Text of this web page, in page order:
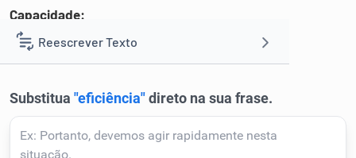
Reescrever Texto
Corrigir Texto
Capacidade:
1 competência.